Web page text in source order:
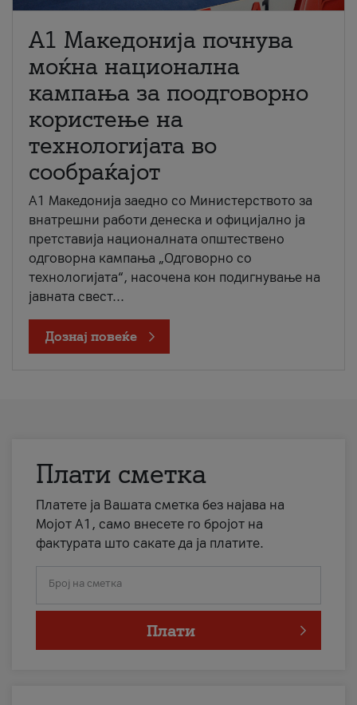
A1 Македонија почнува
моќна национална
кампања за поодговорно
користење на
технологијата во
сообраќајот
A1 Македонија заедно со Министерството за
внатрешни работи денеска и официјално ја
претставија националната општествено
одговорна кампања „Одговорно со
технологијата“, насочена кон подигнување на
јавната свест...
Дознај повеќе
Плати сметка
Платете ја Вашата сметка без најава на
Мојот А1, само внесете го бројот на
фактурата што сакате да ја платите.
Број на сметка
Плати